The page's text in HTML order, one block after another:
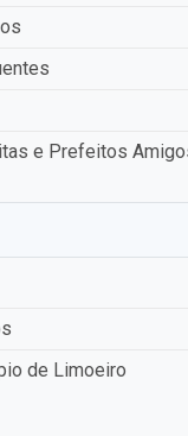
e Prefeitos
de Limoeiro